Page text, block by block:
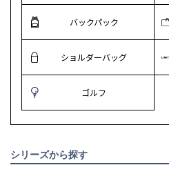
バックパック
ショルダーバッグ
ゴルフ
シリーズから探す